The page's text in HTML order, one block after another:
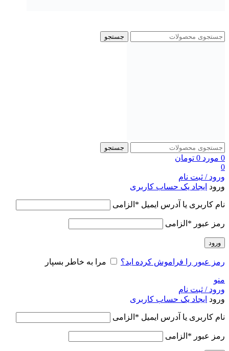
جستجو
جستجو
0 مورد 0 تومان
0
ورود / ثبت نام
ورود ایجاد یک حساب کاربری
نام کاربری یا آدرس ایمیل * الزامی
رمز عبور * الزامی
ورود
رمز عبور را فراموش کرده اید؟ مرا به خاطر بسپار
منو
ورود / ثبت نام
ورود ایجاد یک حساب کاربری
نام کاربری یا آدرس ایمیل * الزامی
رمز عبور * الزامی